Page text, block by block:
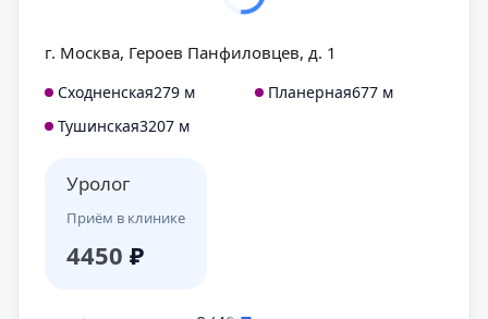
г. Москва, Героев Панфиловцев, д. 1
Сходненская279 м Планерная677 м
Тушинская3207 м
Уролог
Приём в клинике
4450 ₽